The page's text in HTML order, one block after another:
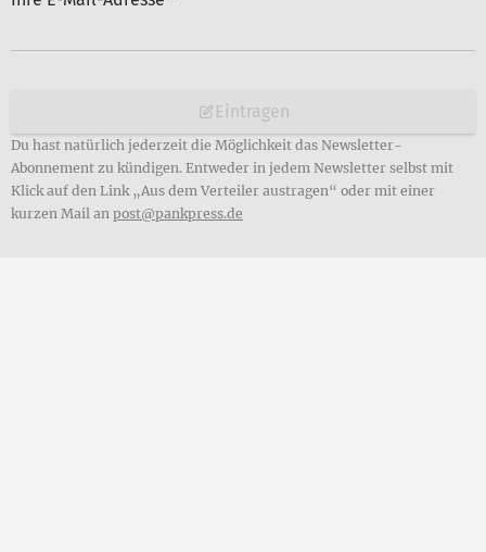
Eintragen
Du hast natürlich jederzeit die Möglichkeit das Newsletter-
Abonnement zu kündigen. Entweder in jedem Newsletter selbst mit
Klick auf den Link „Aus dem Verteiler austragen“ oder mit einer
kurzen Mail an post@pankpress.de